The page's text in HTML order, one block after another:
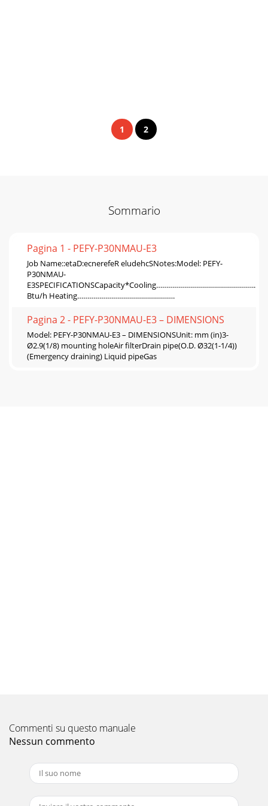
1 2
Sommario
Pagina 1 - PEFY-P30NMAU-E3
Job Name::etaD:ecnerefeR eludehcSNotes:Model: PEFY-
P30NMAU-
Btu/h Heating………………………………………….
Pagina 2 - PEFY-P30NMAU-E3 – DIMENSIONS
Model: PEFY-P30NMAU-E3 – DIMENSIONSUnit: mm (in)3-
Ø2.9(1/8) mounting holeAir filterDrain pipe(O.D. Ø32(1-1/4))
(Emergency draining) Liquid pipeGas
Commenti su questo manuale
Nessun commento